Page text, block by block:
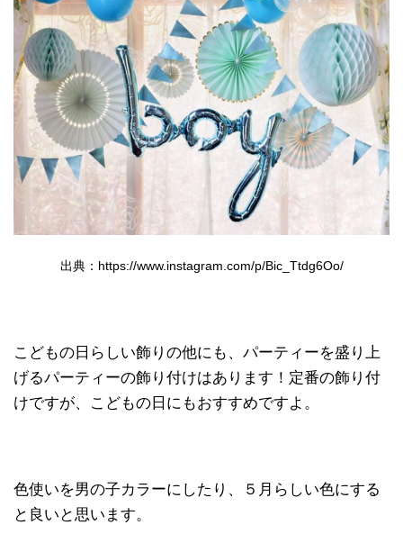
出典：https://www.instagram.com/p/Bic_Ttdg6Oo/
こどもの日らしい飾りの他にも、パーティーを盛り上
げるパーティーの飾り付けはあります！定番の飾り付
けですが、こどもの日にもおすすめですよ。
色使いを男の子カラーにしたり、５月らしい色にする
と良いと思います。